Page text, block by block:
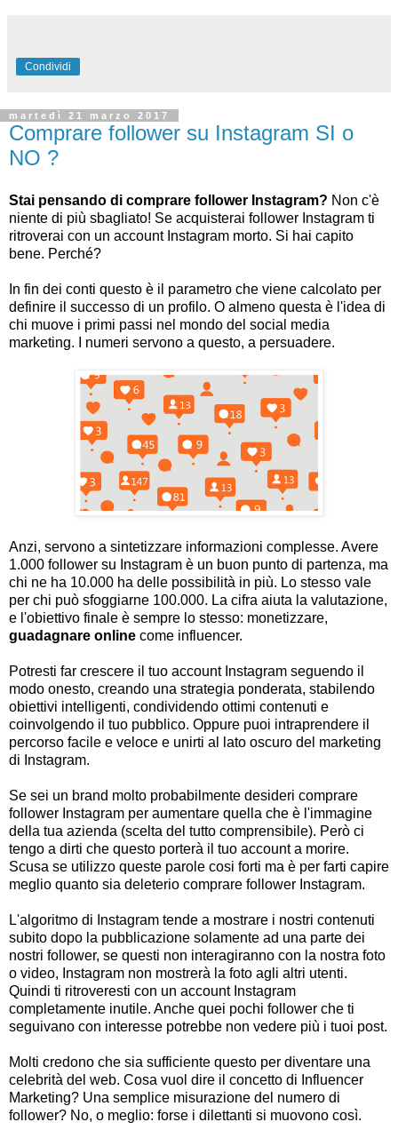
Condividi
martedì 21 marzo 2017
Comprare follower su Instagram SI o
NO ?
Stai pensando di comprare follower Instagram? Non c'è
niente di più sbagliato! Se acquisterai follower Instagram ti
ritroverai con un account Instagram morto. Si hai capito
bene. Perché?
In fin dei conti questo è il parametro che viene calcolato per
definire il successo di un profilo. O almeno questa è l'idea di
chi muove i primi passi nel mondo del social media
marketing. I numeri servono a questo, a persuadere.
Anzi, servono a sintetizzare informazioni complesse. Avere
1.000 follower su Instagram è un buon punto di partenza, ma
chi ne ha 10.000 ha delle possibilità in più. Lo stesso vale
per chi può sfoggiarne 100.000. La cifra aiuta la valutazione,
e l'obiettivo finale è sempre lo stesso: monetizzare,
guadagnare online come influencer.
Potresti far crescere il tuo account Instagram seguendo il
modo onesto, creando una strategia ponderata, stabilendo
obiettivi intelligenti, condividendo ottimi contenuti e
coinvolgendo il tuo pubblico. Oppure puoi intraprendere il
percorso facile e veloce e unirti al lato oscuro del marketing
di Instagram.
Se sei un brand molto probabilmente desideri comprare
follower Instagram per aumentare quella che è l'immagine
della tua azienda (scelta del tutto comprensibile). Però ci
tengo a dirti che questo porterà il tuo account a morire.
Scusa se utilizzo queste parole cosi forti ma è per farti capire
meglio quanto sia deleterio comprare follower Instagram.
L'algoritmo di Instagram tende a mostrare i nostri contenuti
subito dopo la pubblicazione solamente ad una parte dei
nostri follower, se questi non interagiranno con la nostra foto
o video, Instagram non mostrerà la foto agli altri utenti.
Quindi ti ritroveresti con un account Instagram
completamente inutile. Anche quei pochi follower che ti
seguivano con interesse potrebbe non vedere più i tuoi post.
Molti credono che sia sufficiente questo per diventare una
celebrità del web. Cosa vuol dire il concetto di Influencer
Marketing? Una semplice misurazione del numero di
follower? No, o meglio: forse i dilettanti si muovono così.